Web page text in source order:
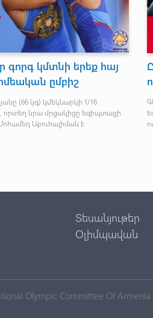
Բաբայանը
օլիմպիական
ուղեգիր նվաճեց
պատանիների 10 մ օդամղիչ
եզրափակչում (181.1)
Տեսանյութեր
Օլիմպավան
Olympic Committee Of Armenia